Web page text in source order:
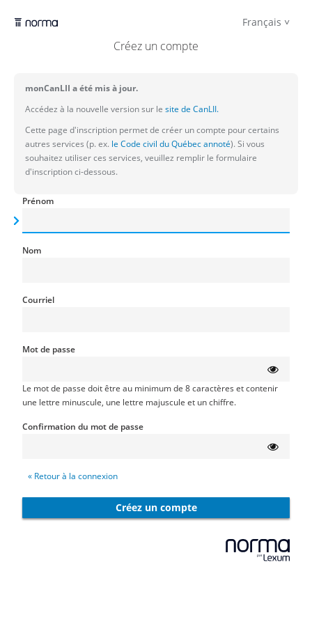
Français
Créez un compte
monCanLII a été mis à jour.
Accédez à la nouvelle version sur le site de CanLII.
Cette page d'inscription permet de créer un compte pour certains
autres services (p. ex. le Code civil du Québec annoté). Si vous
souhaitez utiliser ces services, veuillez remplir le formulaire
d'inscription ci-dessous.
Prénom
Nom
Courriel
Mot de passe
Le mot de passe doit être au minimum de 8 caractères et contenir
une lettre minuscule, une lettre majuscule et un chiffre.
Confirmation du mot de passe
« Retour à la connexion
Créez un compte